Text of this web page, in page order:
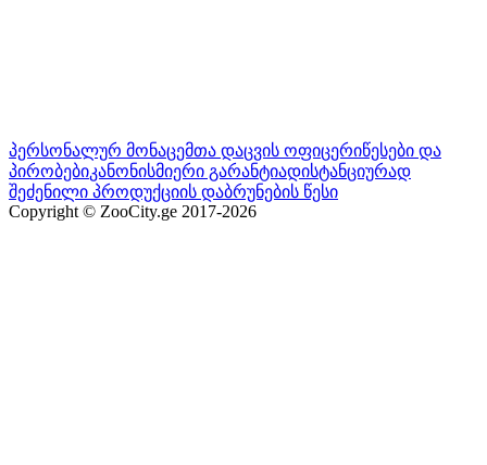
პერსონალურ მონაცემთა დაცვის ოფიცერიწესები და
პირობებიკანონისმიერი გარანტიადისტანციურად
შეძენილი პროდუქციის დაბრუნების წესი
Copyright © ZooCity.ge 2017-2026